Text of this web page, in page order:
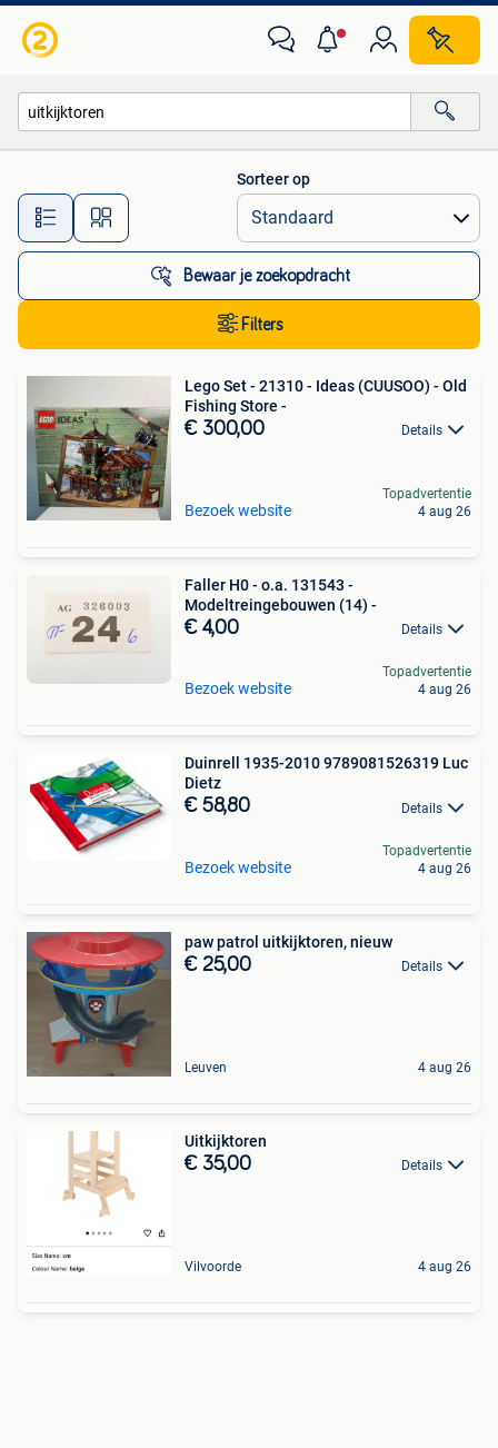
Alle afstanden…
Sorteer op
Bewaar je zoekopdracht
Filters
Lego Set - 21310 - Ideas (CUUSOO) - Old
Fishing Store -
€ 300,00 Details
Bezoek website
Topadvertentie
4 aug 26
Faller H0 - o.a. 131543 -
Modeltreingebouwen (14) -
€ 4,00 Details
Bezoek website
Topadvertentie
4 aug 26
Duinrell 1935-2010 9789081526319 Luc
Dietz
€ 58,80 Details
Bezoek website
Topadvertentie
4 aug 26
paw patrol uitkijktoren, nieuw
€ 25,00 Details
Leuven 4 aug 26
Uitkijktoren
€ 35,00 Details
Vilvoorde 4 aug 26